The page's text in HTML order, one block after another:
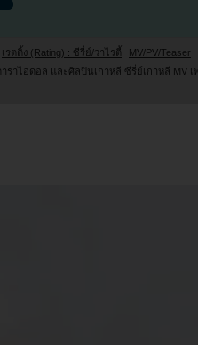
เรตติ้ง (Rating) : ซีรี่ย์/วาไรตี้
MV/PV/Teaser
าราไอดอล และศิลปินเกาหลี ซีรี่ย์เกาหลี MV